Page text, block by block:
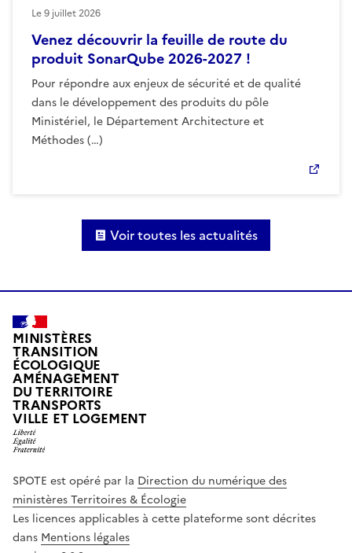
Venez découvrir la feuille de route du
produit SonarQube 2026-2027 !
Pour répondre aux enjeux de sécurité et de qualité
dans le développement des produits du pôle
Ministériel, le Département Architecture et
Méthodes (…)
Le9 juillet 2026
Voir toutes les actualités
MINISTÈRES
TRANSITION
ÉCOLOGIQUE
AMÉNAGEMENT
DU TERRITOIRE
TRANSPORTS
VILLE ET LOGEMENT
SPOTE est opéré par la Direction du numérique des
ministères Territoires & Écologie
Les licences applicables à cette plateforme sont décrites
dans Mentions légales